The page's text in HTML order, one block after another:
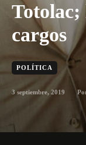
Totolac;
cargos
POLÍTICA
3 septiembre, 2019